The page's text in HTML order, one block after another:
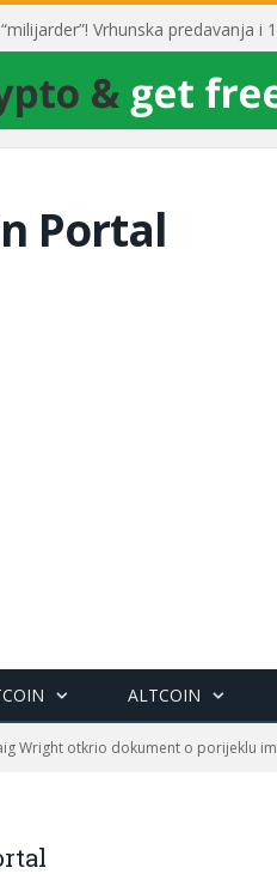
Portal
ALTCOIN
Wright otkrio dokument o porijeklu